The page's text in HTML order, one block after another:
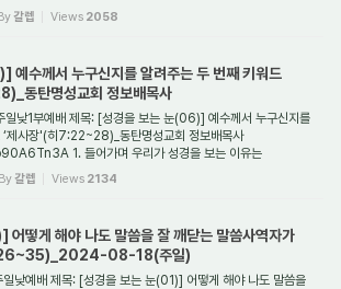
갈렙 Views 2058
예수께서 누구신지를 알려주는 두 번째 키워드
동탄명성교회 정보배목사
1부예배 제목: [성경을 보는 눈(06)] 예수께서 누구신지를
‘제사장'(히7:22~28)_동탄명성교회 정보배목사
1. 들어가며 우리가 성경을 보는 이유는
영...
By갈렙 Views 2134
어떻게 해야 나도 말씀을 잘 깨닫는 말씀사역자가
08-18(주일)
예배 제목: [성경을 보는 눈(01)] 어떻게 해야 나도 말씀을